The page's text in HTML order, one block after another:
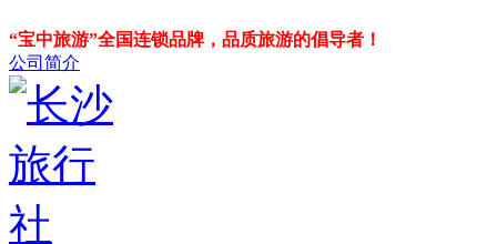
“宝中旅游”全国连锁品牌，品质旅游的倡导者！
公司简介